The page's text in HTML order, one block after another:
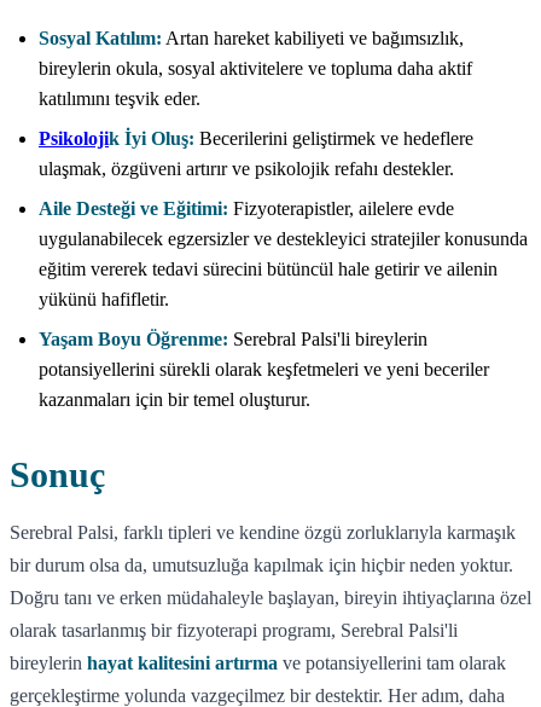
Sosyal Katılım: Artan hareket kabiliyeti ve bağımsızlık,
bireylerin okula, sosyal aktivitelere ve topluma daha aktif
katılımını teşvik eder.
Psikolojik İyi Oluş: Becerilerini geliştirmek ve hedeflere
ulaşmak, özgüveni artırır ve psikolojik refahı destekler.
Aile Desteği ve Eğitimi: Fizyoterapistler, ailelere evde
uygulanabilecek egzersizler ve destekleyici stratejiler konusunda
eğitim vererek tedavi sürecini bütüncül hale getirir ve ailenin
yükünü hafifletir.
Yaşam Boyu Öğrenme: Serebral Palsi'li bireylerin
potansiyellerini sürekli olarak keşfetmeleri ve yeni beceriler
kazanmaları için bir temel oluşturur.
Sonuç
Serebral Palsi, farklı tipleri ve kendine özgü zorluklarıyla karmaşık
bir durum olsa da, umutsuzluğa kapılmak için hiçbir neden yoktur.
Doğru tanı ve erken müdahaleyle başlayan, bireyin ihtiyaçlarına özel
olarak tasarlanmış bir fizyoterapi programı, Serebral Palsi'li
bireylerin hayat kalitesini artırma ve potansiyellerini tam olarak
gerçekleştirme yolunda vazgeçilmez bir destektir. Her adım, daha